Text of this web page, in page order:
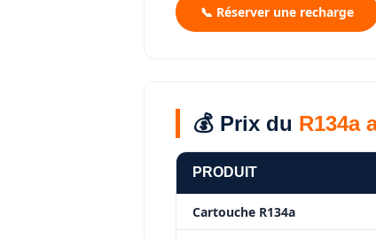
📞 Réserver une recharge
💰 Prix du R134a
PRODUIT
Cartouche R134a